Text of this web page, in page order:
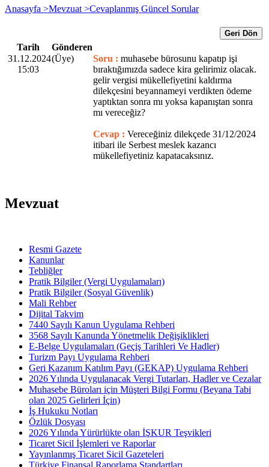
Anasayfa >Mevzuat >Cevaplanmış Güncel Sorular
Geri Dön
Tarih
Gönderen
31.12.2024
15:03
(Üye) Soru : muhasebe bürosunu kapatıp işi
bıraktığımızda sadece kira gelirimiz olacak.
gelir vergisi mükellefiyetini kaldırma
dilekçesini beyannameyi verdikten ödeme
yaptıktan sonra mı yoksa kapanıştan sonra
mı vereceğiz?
Cevap : Vereceğiniz dilekçede 31/12/2024
itibari ile Serbest meslek kazancı
mükellefiyetiniz kapatacaksınız.
Mevzuat
Resmi Gazete
Kanunlar
Tebliğler
Pratik Bilgiler (Vergi Uygulamaları)
Pratik Bilgiler (Sosyal Güvenlik)
Mali Rehber
Dijital Takvim
7440 Sayılı Kanun Uygulama Rehberi
3568 Sayılı Kanunda Yönetmelik Değişiklikleri
E-Belge Uygulamaları (Geçiş Tarihleri Ve Hadler)
Turizm Payı Uygulama Rehberi
Geri Kazanım Katılım Payı (GEKAP) Uygulama Rehberi
2026 Yılında Uygulanacak Vergi Tutarları, Hadler ve Cezalar
Muhasebe Büroları için Müşteri Bilgi Formu (Beyana Tabi
olan 2025 Gelirleri İçin)
İş Hukuku Notları
Özlük Dosyası
2026 Yılında Yürürlükte olan İŞKUR Teşvikleri
Ticaret Sicil İşlemleri ve Raporlar
Yayınlanmış Ticaret Sicil Gazeteleri
Türkiye Finansal Raporlama Standartları